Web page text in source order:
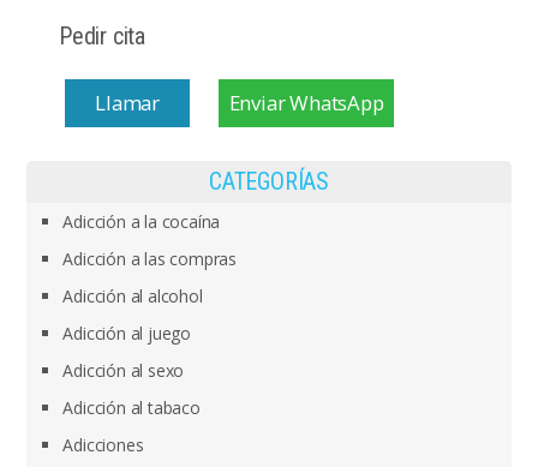
Pedir cita
Llamar Enviar WhatsApp
CATEGORÍAS
Adicción a la cocaína
Adicción a las compras
Adicción al alcohol
Adicción al juego
Adicción al sexo
Adicción al tabaco
Adicciones